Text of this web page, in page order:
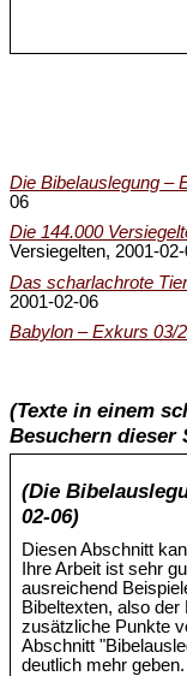
Die Bibelauslegung –
06
Die 144.000
Versiegelten, 2001-
Das scharlachrote
2001-02-06
Babylon – Exkurs 03/
(Texte in einem
Besuchern dieser
(Die
02-06)
Diesen Abschnitt
Ihre Arbeit ist sehr
ausreichend
Bibeltexten, also
zusätzliche Punkte
Abschnitt
deutlich mehr